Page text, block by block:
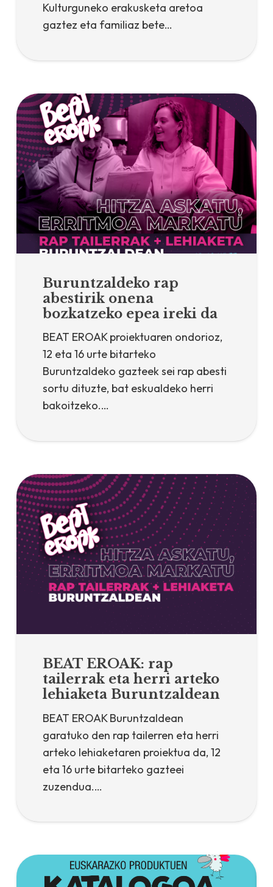
Kulturguneko erakusketa aretoa
gaztez eta familiaz bete…
Buruntzaldeko rap
abestirik onena
bozkatzeko epea ireki da
BEAT EROAK proiektuaren ondorioz,
12 eta 16 urte bitarteko
Buruntzaldeko gazteek sei rap abesti
sortu dituzte, bat eskualdeko herri
bakoitzeko.…
BEAT EROAK: rap
tailerrak eta herri arteko
lehiaketa Buruntzaldean
BEAT EROAK Buruntzaldean
garatuko den rap tailerren eta herri
arteko lehiaketaren proiektua da, 12
eta 16 urte bitarteko gazteei
zuzendua.…